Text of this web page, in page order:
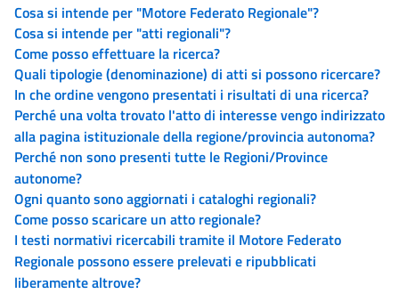
Cosa si intende per "Motore Federato Regionale"?
Cosa si intende per "atti regionali"?
Come posso effettuare la ricerca?
Quali tipologie (denominazione) di atti si possono ricercare?
In che ordine vengono presentati i risultati di una ricerca?
Perché una volta trovato l'atto di interesse vengo indirizzato
alla pagina istituzionale della regione/provincia autonoma?
Perché non sono presenti tutte le Regioni/Province
autonome?
Ogni quanto sono aggiornati i cataloghi regionali?
Come posso scaricare un atto regionale?
I testi normativi ricercabili tramite il Motore Federato
Regionale possono essere prelevati e ripubblicati
liberamente altrove?